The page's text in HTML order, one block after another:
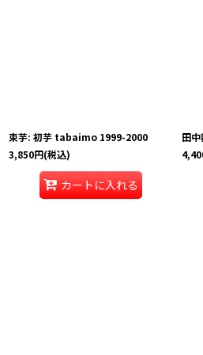
束芋: 初芋 tabaimo 1999-2000
3,850円(税込)
カートに入れる
田